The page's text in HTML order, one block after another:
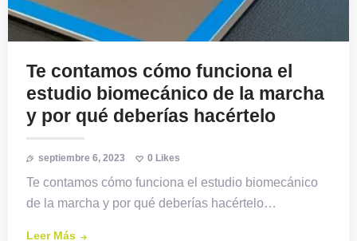
Te contamos cómo funciona el
estudio biomecánico de la marcha
y por qué deberías hacértelo
septiembre 6, 2023 0 Likes
Te contamos cómo funciona el estudio biomecánico
de la marcha y por qué deberías hacértelo…
Leer Más